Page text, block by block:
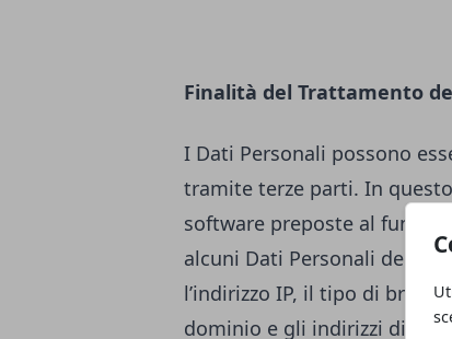
Finalità del Trattamento
I Dati Personali possono
tramite terze parti. In
software preposte al
alcuni Dati Personali degli
l’indirizzo IP, il tipo di
dominio e gli indirizzi di siti